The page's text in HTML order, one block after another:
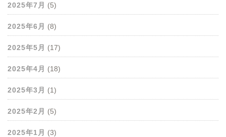
2025年7月 (5)
2025年6月 (8)
2025年5月 (17)
2025年4月 (18)
2025年3月 (1)
2025年2月 (5)
2025年1月 (3)